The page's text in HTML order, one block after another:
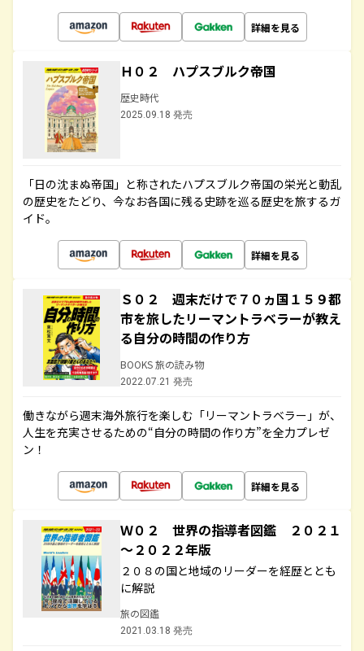
詳細を見る
Ｈ０２ ハプスブルク帝国
歴史時代
2025.09.18 発売
「日の沈まぬ帝国」と称されたハプスブルク帝国の栄光と動乱
の歴史をたどり、今なお各国に残る史跡を巡る歴史を旅するガ
イド。
詳細を見る
Ｓ０２ 週末だけで７０ヵ国１５９都
市を旅したリーマントラベラーが教え
る自分の時間の作り方
BOOKS 旅の読み物
2022.07.21 発売
働きながら週末海外旅行を楽しむ「リーマントラベラー」が、
人生を充実させるための“自分の時間の作り方”を全力プレゼ
ン！
詳細を見る
Ｗ０２ 世界の指導者図鑑 ２０２１
～２０２２年版
２０８の国と地域のリーダーを経歴ととも
に解説
旅の図鑑
2021.03.18 発売